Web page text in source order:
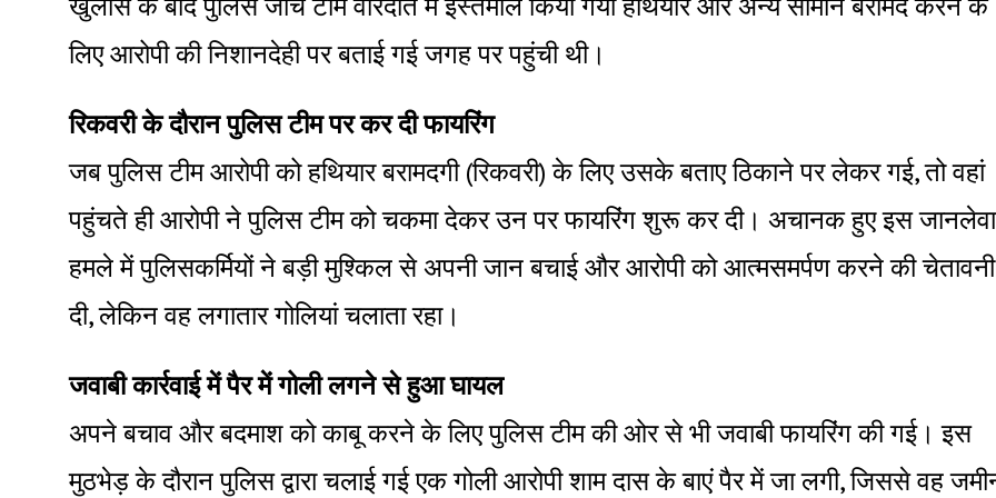
लिए आरोपी की निशानदेही पर बताई गई जगह पर पहुंची थी।
रिकवरी के दौरान पुलिस टीम पर कर दी फायरिंग
जब पुलिस टीम आरोपी को हथियार बरामदगी (रिकवरी) के लिए उसके बताए ठिकाने पर लेकर गई, तो वहां
पहुंचते ही आरोपी ने पुलिस टीम को चकमा देकर उन पर फायरिंग शुरू कर दी। अचानक हुए इस जानलेवा
हमले में पुलिसकर्मियों ने बड़ी मुश्किल से अपनी जान बचाई और आरोपी को आत्मसमर्पण करने की चेतावनी
दी, लेकिन वह लगातार गोलियां चलाता रहा।
जवाबी कार्रवाई में पैर में गोली लगने से हुआ घायल
अपने बचाव और बदमाश को काबू करने के लिए पुलिस टीम की ओर से भी जवाबी फायरिंग की गई। इस
मुठभेड़ के दौरान पुलिस द्वारा चलाई गई एक गोली आरोपी शाम दास के बाएं पैर में जा लगी, जिससे वह